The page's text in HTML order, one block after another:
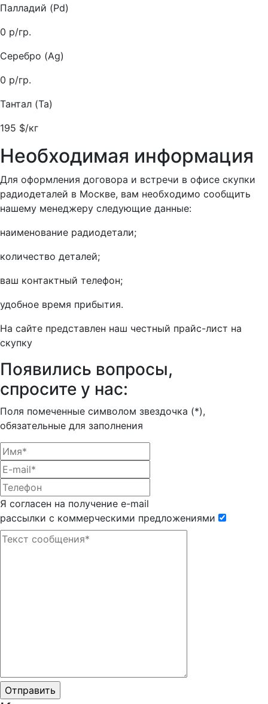
Палладий (Pd)
0 р/гр.
Серебро (Ag)
0 р/гр.
Тантал (Ta)
195 $/кг
Необходимая информация
Для оформления договора и встречи в офисе скупки
радиодеталей в Москве, вам необходимо сообщить
нашему менеджеру следующие данные:
наименование радиодетали;
количество деталей;
ваш контактный телефон;
удобное время прибытия.
На сайте представлен наш честный прайс-лист на
скупку
Появились вопросы,
спросите у нас:
Поля помеченные символом звездочка (*),
обязательные для заполнения
Я согласен на получение e-mail
рассылки с коммерческими предложениями